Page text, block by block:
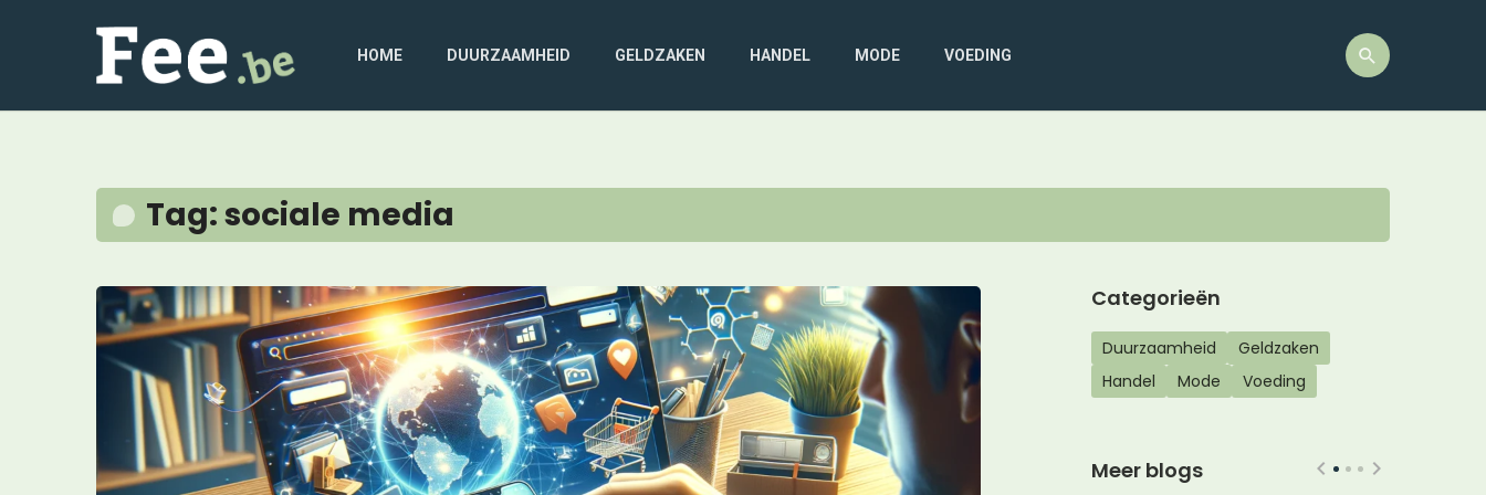
HOME DUURZAAMHEID GELDZAKEN HANDEL MODE VOEDING
Tag: sociale media
Categorieën
Duurzaamheid
Geldzaken
Handel
Mode Voeding
Meer blogs